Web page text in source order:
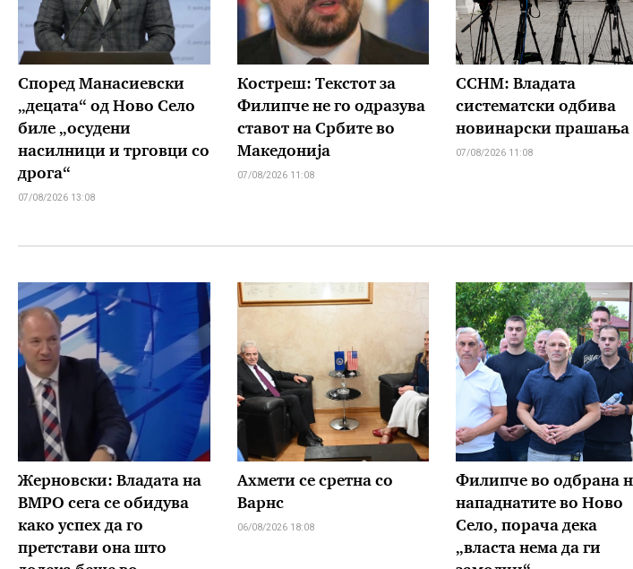
Според Манасиевски
„децата“ од Ново Село
биле „осудени
насилници и трговци со
дрога“
07/08/2026 13:08
Костреш: Текстот за
Филипче не го одразува
ставот на Србите во
Македонија
07/08/2026 11:08
ССНМ: Владата
систематски одбива
новинарски прашања
07/08/2026 11:08
Жерновски: Владата на
ВМРО сега се обидува
како успех да го
претстави она што
Ахмети се сретна со
Варнс
06/08/2026 18:08
Филипче во одбрана
нападнатите во Ново
Село, порача дека
„власта нема да ги